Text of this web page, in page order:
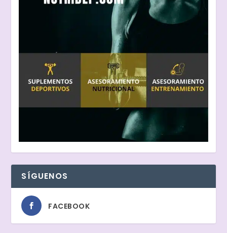
SÍGUENOS
FACEBOOK